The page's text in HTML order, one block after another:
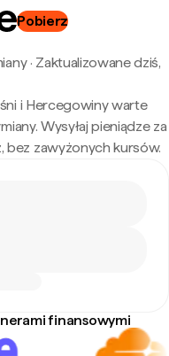
Pobierz
· Zaktualizowane dziś,
i Hercegowiny warte
Wysyłaj pieniądze za
zawyżonych kursów.
finansowymi